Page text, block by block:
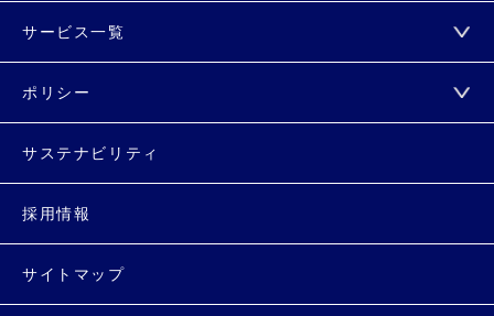
サービス一覧
ポリシー
サステナビリティ
採用情報
サイトマップ